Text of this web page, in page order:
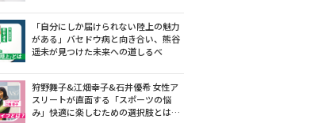
「自分にしか届けられない陸上の魅力
がある」バセドウ病と向き合い、熊谷
遥未が見つけた未来への道しるべ
狩野舞子&江畑幸子&石井優希 女性ア
スリートが直面する「スポーツの悩
み」快適に楽しむための選択肢とは…